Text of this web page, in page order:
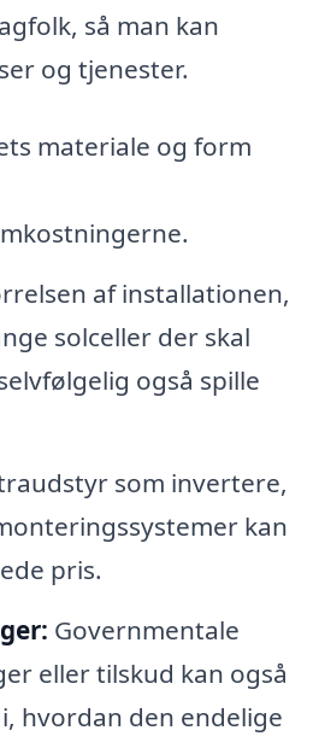
så man kan
og tjenester.
materiale og form
af installationen,
solceller der skal
også spille
som invertere,
kan
pris.
Governmentale
eller tilskud kan også
hvordan den endelige